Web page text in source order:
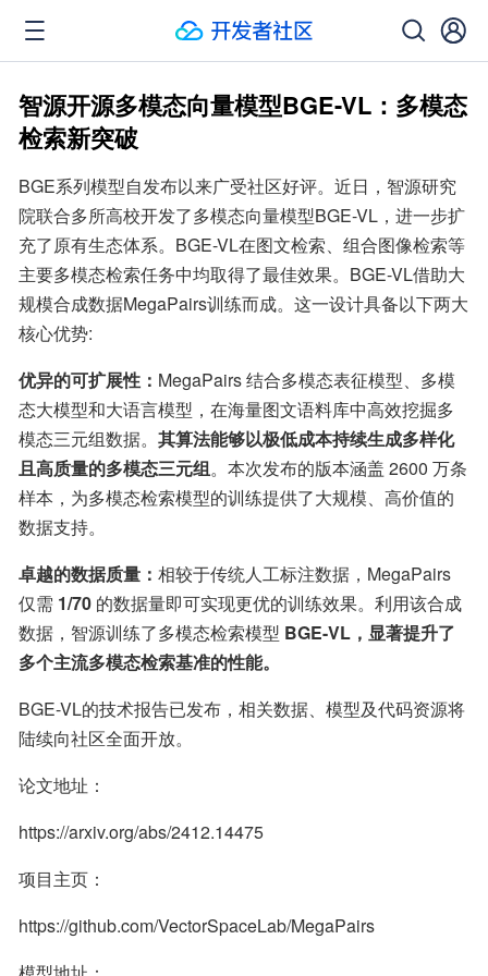
智源开源多模态向量模型BGE-VL：多模态
检索新突破
BGE系列模型自发布以来广受社区好评。近日，智源研究
院联合多所高校开发了多模态向量模型BGE-VL，进一步扩
充了原有生态体系。BGE-VL在图文检索、组合图像检索等
主要多模态检索任务中均取得了最佳效果。BGE-VL借助大
规模合成数据MegaPairs训练而成。这一设计具备以下两大
核心优势:
优异的可扩展性： MegaPairs 结合多模态表征模型、多模
态大模型和大语言模型，在海量图文语料库中高效挖掘多
模态三元组数据。 其算法能够以极低成本持续生成多样化
且高质量的多模态三元组。本次发布的版本涵盖 2600 万条
样本，为多模态检索模型的训练提供了大规模、高价值的
数据支持。
卓越的数据质量： 相较于传统人工标注数据，MegaPairs
仅需 1/70 的数据量即可实现更优的训练效果。利用该合成
数据，智源训练了多模态检索模型 BGE-VL，显著提升了
多个主流多模态检索基准的性能。
BGE-VL的技术报告已发布，相关数据、模型及代码资源将
陆续向社区全面开放。
论文地址：
https://arxiv.org/abs/2412.14475
项目主页：
https://github.com/VectorSpaceLab/MegaPairs